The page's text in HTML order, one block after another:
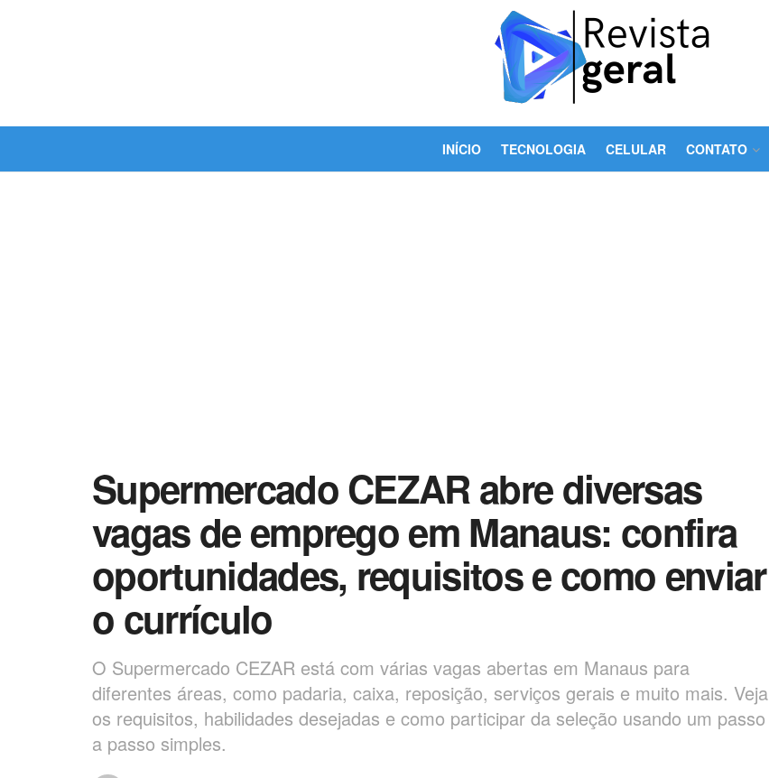
INÍCIO TECNOLOGIA CELULAR CONTATO
Supermercado CEZAR abre diversas
vagas de emprego em Manaus: confira
oportunidades, requisitos e como enviar
o currículo
O Supermercado CEZAR está com várias vagas abertas em Manaus para
diferentes áreas, como padaria, caixa, reposição, serviços gerais e muito mais. Veja
os requisitos, habilidades desejadas e como participar da seleção usando um passo
a passo simples.